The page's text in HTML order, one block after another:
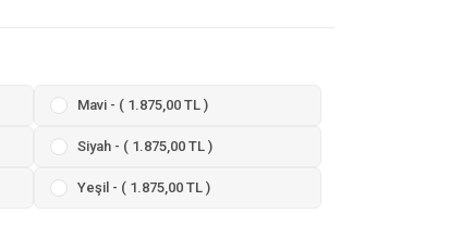
Mavi - ( 1.875,00 TL )
Siyah - ( 1.875,00 TL )
Yeşil - ( 1.875,00 TL )